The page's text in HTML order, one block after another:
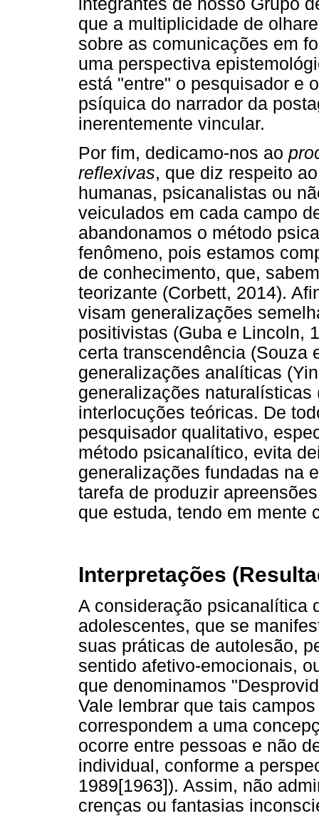
integrantes de nosso Grupo
que a multiplicidade de
sobre as comunicações em
uma perspectiva
está "entre" o pesquisador e
psíquica do narrador da
inerentemente vincular.
Por fim, dedicamo-nos ao
reflexivas, que diz respeito
humanas, psicanalistas ou
veiculados em cada campo
abandonamos o método
fenômeno, pois estamos
de conhecimento, que,
teorizante (Corbett, 2014).
visam generalizações
positivistas (Guba e Lincoln,
certa transcendência (Souza
generalizações analíticas
generalizações
interlocuções teóricas. De
pesquisador qualitativo,
método psicanalítico, evita
generalizações fundadas na
tarefa de produzir
que estuda, tendo em mente
Interpretações
A consideração psicanalítica
adolescentes, que se
suas práticas de autolesão,
sentido afetivo-emocionais,
que denominamos
Vale lembrar que tais
correspondem a uma
ocorre entre pessoas e não
individual, conforme a
1989[1963]). Assim, não
crenças ou fantasias